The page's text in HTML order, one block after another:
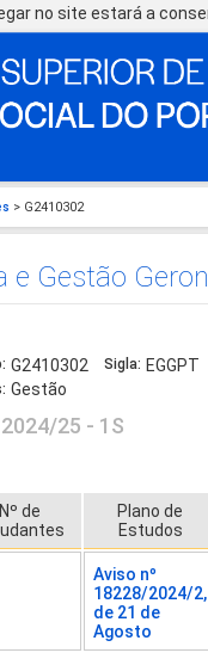
no site estará a
> G2410302
e Gestão
G2410302 Sigla: EGGPT
Gestão
25 - 1S
Nº de
Plano de
Estudos
Aviso nº
18228/2024/2,
de 21 de
Agosto